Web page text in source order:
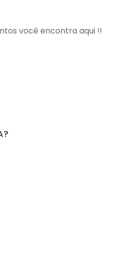
você encontra aqui !!